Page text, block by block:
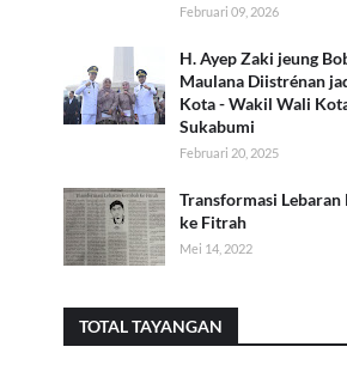
Februari 09, 2026
H. Ayep Zaki jeung
Maulana Diistrénan
Kota - Wakil Wali
Sukabumi
Februari 20, 2025
Transformasi Lebaran
ke Fitrah
Mei 14, 2022
TOTAL TAYANGAN